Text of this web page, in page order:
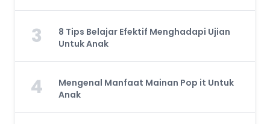
3
8 Tips Belajar Efektif Menghadapi Ujian
Untuk Anak
4
Mengenal Manfaat Mainan Pop it Untuk
Anak